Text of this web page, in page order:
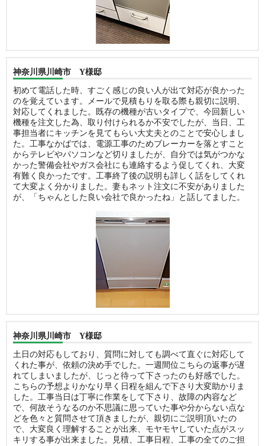
神奈川県川崎市 Y様邸
初めて電話した時、すごく感じの良い人が出て対応が良かった
のを覚えています。メールで見積もりを取る際も親切に説明、
対応してくれました。既存の機種が古いタイプで、今回新しい
機種を注文した為、取り付けられるか不安でしたが、当日、工
事担当者にキッチンを見てもらい大丈夫とのことで安心しまし
た。工事なかばでは、電源工事のためブレーカーを落とすこと
からテレビやパソコンなど切りましたが、自分では気がつかな
かった警備会社やガス会社にも連絡するよう促してくれ、大変
有難く良かったです。工事終了後の説明も詳しく話をしてくれ
て大変よく分かりました。妻もネット注文に不安がありました
が、「ちゃんとした良い会社で良かったね」と話してました。
神奈川県川崎市 Y様邸
土日の対応もしており、質問に対しても調べて直ぐに対応して
くれた事が、依頼の決め手でした。一週間位こちらの返事が遅
れてしまいましたが、じっと待って下さったのも好感でした。
こちらの予想よりかなり早く日程を組んで下さり大変助かりま
した。工事当日は丁寧に作業をして下さり、故障の内容など
で、何故そうなるのか不思議に思っていた事や分からない点な
どを色々と質問させて頂きましたが、親切にご説明頂いたの
で、大変良く理解することが出来、モヤモヤしていた点がスッ
キリする事が出来ました。見積、工事日程、工事の全てのご担